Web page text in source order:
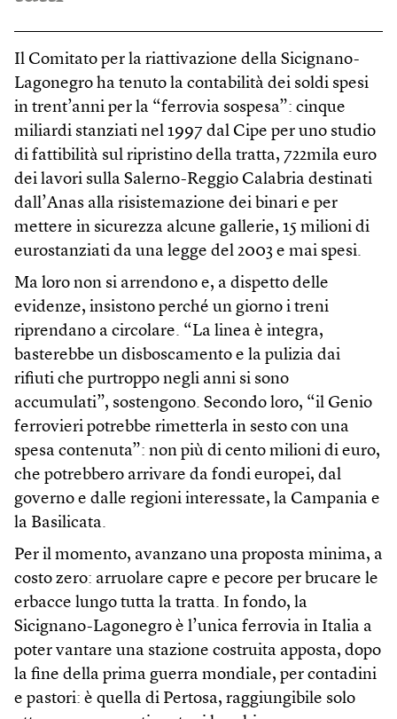
Il Comitato per la riattivazione della Sicignano-
Lagonegro ha tenuto la contabilità dei soldi spesi
in trent’anni per la “ferrovia sospesa”: cinque
miliardi stanziati nel 1997 dal Cipe per uno studio
di fattibilità sul ripristino della tratta, 722mila euro
dei lavori sulla Salerno-Reggio Calabria destinati
dall’Anas alla risistemazione dei binari e per
mettere in sicurezza alcune gallerie, 15 milioni di
eurostanziati da una legge del 2003 e mai spesi.
Ma loro non si arrendono e, a dispetto delle
evidenze, insistono perché un giorno i treni
riprendano a circolare. “La linea è integra,
basterebbe un disboscamento e la pulizia dai
rifiuti che purtroppo negli anni si sono
accumulati”, sostengono. Secondo loro, “il Genio
ferrovieri potrebbe rimetterla in sesto con una
spesa contenuta”: non più di cento milioni di euro,
che potrebbero arrivare da fondi europei, dal
governo e dalle regioni interessate, la Campania e
la Basilicata.
Per il momento, avanzano una proposta minima, a
costo zero: arruolare capre e pecore per brucare le
erbacce lungo tutta la tratta. In fondo, la
Sicignano-Lagonegro è l’unica ferrovia in Italia a
poter vantare una stazione costruita apposta, dopo
la fine della prima guerra mondiale, per contadini
e pastori: è quella di Pertosa, raggiungibile solo